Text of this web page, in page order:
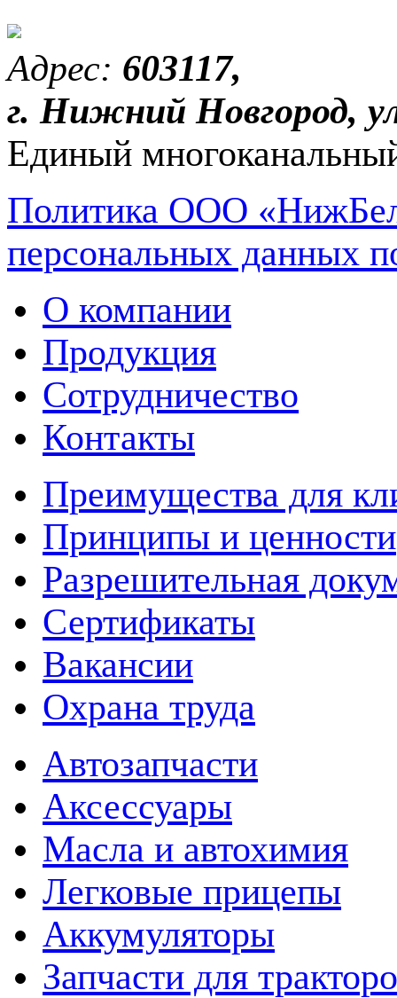
Адрес: 603117,
г. Нижний Новгород,
Единый
Политика ООО
персональных данных
О компании
Продукция
Сотрудничество
Контакты
Преимущества для
Принципы и ценности
Разрешительная
Сертификаты
Вакансии
Охрана труда
Автозапчасти
Аксессуары
Масла и автохимия
Легковые прицепы
Аккумуляторы
Запчасти для